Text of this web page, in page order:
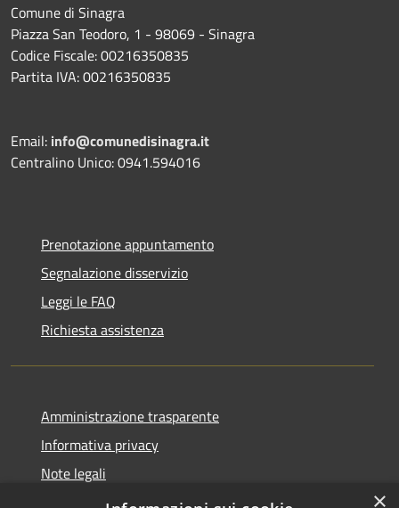
Comune di Sinagra
Piazza San Teodoro, 1 - 98069 - Sinagra
Codice Fiscale: 00216350835
Partita IVA: 00216350835
Email: info@comunedisinagra.it
Centralino Unico: 0941.594016
Prenotazione appuntamento
Segnalazione disservizio
Leggi le FAQ
Richiesta assistenza
Amministrazione trasparente
Informativa privacy
Note legali
Dichiarazione di accessibilità
×